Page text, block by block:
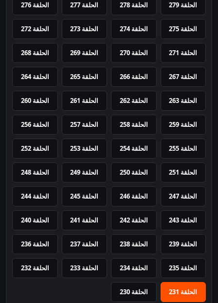
الحلقة 279 الحلقة 278 الحلقة 277 الحلقة 276
الحلقة 275 الحلقة 274 الحلقة 273 الحلقة 272
الحلقة 271 الحلقة 270 الحلقة 269 الحلقة 268
الحلقة 267 الحلقة 266 الحلقة 265 الحلقة 264
الحلقة 263 الحلقة 262 الحلقة 261 الحلقة 260
الحلقة 259 الحلقة 258 الحلقة 257 الحلقة 256
الحلقة 255 الحلقة 254 الحلقة 253 الحلقة 252
الحلقة 251 الحلقة 250 الحلقة 249 الحلقة 248
الحلقة 247 الحلقة 246 الحلقة 245 الحلقة 244
الحلقة 243 الحلقة 242 الحلقة 241 الحلقة 240
الحلقة 239 الحلقة 238 الحلقة 237 الحلقة 236
الحلقة 235 الحلقة 234 الحلقة 233 الحلقة 232
الحلقة 231 الحلقة 230